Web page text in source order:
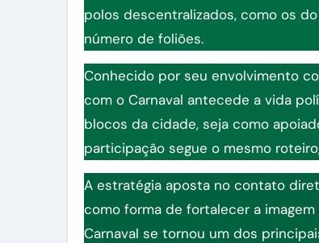
polos descentralizados, como os
número de foliões.
Conhecido por seu envolvimento
com o Carnaval antecede a vida
blocos da cidade, seja como
participação segue o mesmo
A estratégia aposta no contato
como forma de fortalecer a
Carnaval se tornou um dos